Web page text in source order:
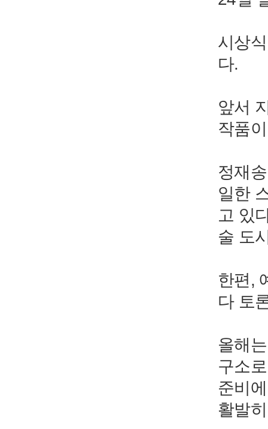
시상
다.
앞서
작품
정재
일한
고 있
술 도
한편,
다 토
올해
구소
준비
활발